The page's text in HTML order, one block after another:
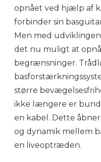
opnået ved hjælp af
forbinder sin
Men med
det nu muligt at
begrænsninger.
større
ikke længere er
en kabel. Dette
og dynamik mellem
en liveoptræden.